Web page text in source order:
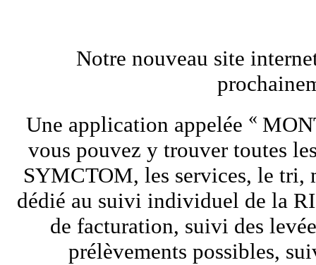
Notre nouveau site
Une application appelée «
vous pouvez y trouver toutes
SYMCTOM, les services, le tri,
dédié au suivi individuel de la
de facturation, suivi des
prélèvements possibles,